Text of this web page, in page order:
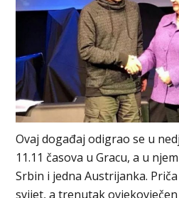
Ovaj događaj odigrao se u
11.11 časova u Gracu, a u
Srbin i jedna Austrijanka.
svijet, a trenutak